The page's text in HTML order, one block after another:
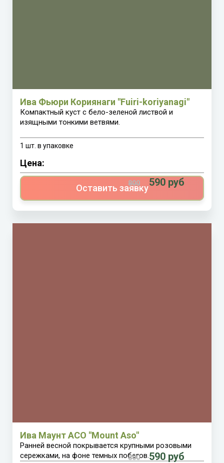
800 590 руб
Ива Фьюри Кориянаги "Fuiri-koriyanagi"
Компактный куст с бело-зеленой листвой и
изящными тонкими ветвями.
1 шт. в упаковке
Цена:
Оставить заявку
800 590 руб
Ива Маунт АСО "Mount Aso"
Ранней весной покрывается крупными розовыми
сережками, на фоне темных побегов.